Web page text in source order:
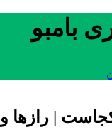
بامبو
| رازها